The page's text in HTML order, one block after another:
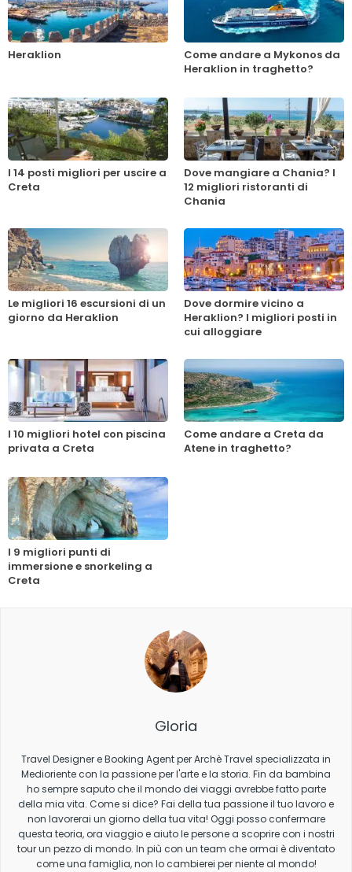
Heraklion
Come andare a Mykonos da
Heraklion in traghetto?
I 14 posti migliori per uscire a
Creta
Dove mangiare a Chania? I
12 migliori ristoranti di
Chania
Le migliori 16 escursioni di un
giorno da Heraklion
Dove dormire vicino a
Heraklion? I migliori posti in
cui alloggiare
I 10 migliori hotel con piscina
privata a Creta
Come andare a Creta da
Atene in traghetto?
I 9 migliori punti di
immersione e snorkeling a
Creta
Gloria
Travel Designer e Booking Agent per Archè Travel specializzata in
Medioriente con la passione per l'arte e la storia. Fin da bambina
ho sempre saputo che il mondo dei viaggi avrebbe fatto parte
della mia vita. Come si dice? Fai della tua passione il tuo lavoro e
non lavorerai un giorno della tua vita! Oggi posso confermare
questa teoria, ora viaggio e aiuto le persone a scoprire con i nostri
tour un pezzo di mondo. In più con un team che ormai è diventato
come una famiglia, non lo cambierei per niente al mondo!